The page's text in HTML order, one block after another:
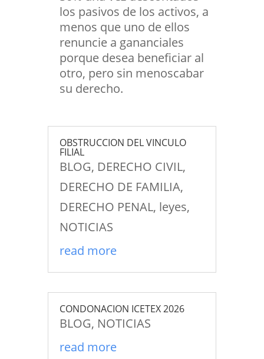
los pasivos de los activos, a
menos que uno de ellos
renuncie a gananciales
porque desea beneficiar al
otro, pero sin menoscabar
su derecho.
OBSTRUCCION DEL VINCULO
FILIAL
BLOG, DERECHO CIVIL,
DERECHO DE FAMILIA,
DERECHO PENAL, leyes,
NOTICIAS
read more
CONDONACION ICETEX 2026
BLOG, NOTICIAS
read more